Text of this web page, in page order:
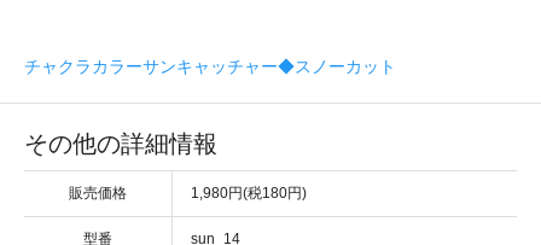
チャクラカラーサンキャッチャー◆スノーカット
その他の詳細情報
販売価格 1,980円(税180円)
型番 sun_14